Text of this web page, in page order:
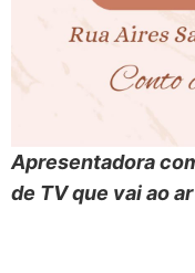
Apresentadora
de TV que vai ao